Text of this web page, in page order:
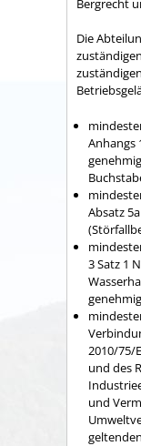
Bergrecht
Die
Anhangs
Absatz
3 Satz 1
2010/75/
und des
und